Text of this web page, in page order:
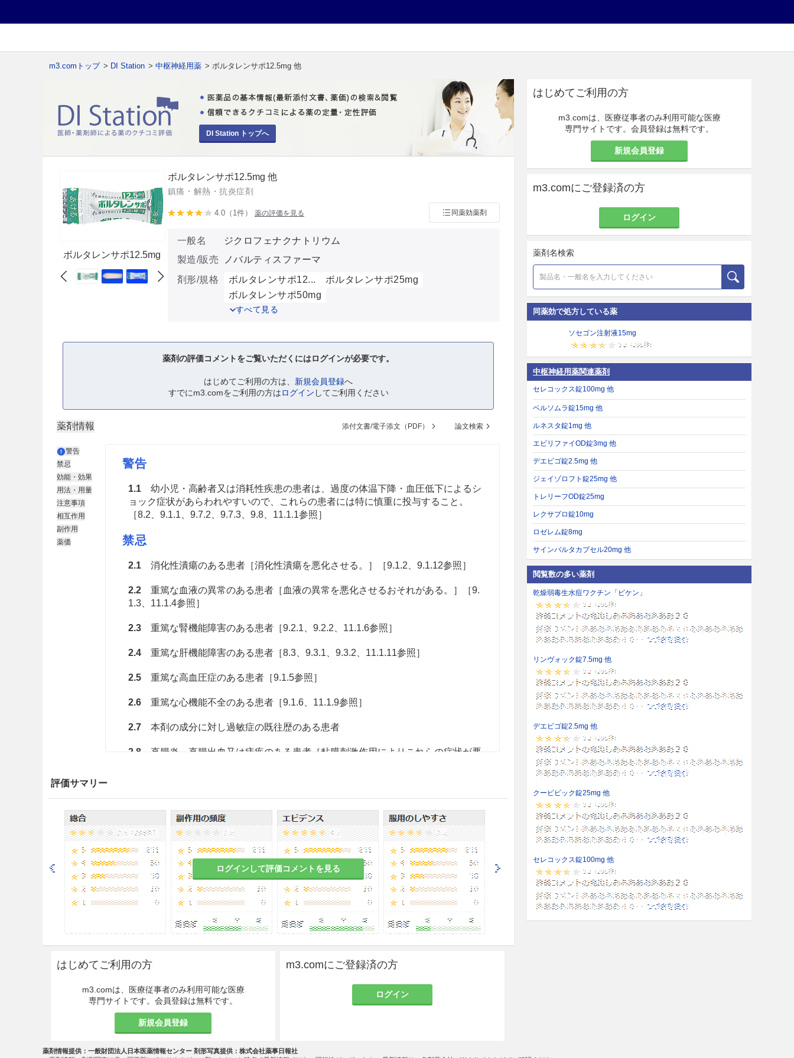
m3.comトップ > DI Station > 中枢神経用薬 > ボルタレンサポ12.5mg 他
DI Station トップへ
ボルタレンサポ12.5mg
ボルタレンサポ12.5mg 他
鎮痛・解熱・抗炎症剤
4.0（1件） 薬の評価を見る 同薬効薬剤
一般名
ジクロフェナクナトリウム
製造/販売
ノバルティスファーマ
剤形/規格
ボルタレンサポ12...
ボルタレンサポ25mg
ボルタレンサポ50mg
すべて見る
薬剤の評価コメントをご覧いただくにはログインが必要です。
はじめてご利用の方は、 新規会員登録へ
すでにm3.comをご利用の方はログイン してご利用ください
薬剤情報 添付文書/電子添文（PDF） 論文検索
警告
禁忌
効能・効果
用法・用量
注意事項
相互作用
副作用
薬価
警告
1.1幼小児・高齢者又は消耗性疾患の患者は、過度の体温下降・血圧低下によるシ
ョック症状があらわれやすいので、これらの患者には特に慎重に投与すること。
［8.2、9.1.1、9.7.2、9.7.3、9.8、11.1.1参照］
禁忌
2.1消化性潰瘍のある患者［消化性潰瘍を悪化させる。］［9.1.2、9.1.12参照］
2.2重篤な血液の異常のある患者［血液の異常を悪化させるおそれがある。］［9.
1.3、11.1.4参照］
2.3重篤な腎機能障害のある患者［9.2.1、9.2.2、11.1.6参照］
2.4重篤な肝機能障害のある患者［8.3、9.3.1、9.3.2、11.1.11参照］
2.5重篤な高血圧症のある患者［9.1.5参照］
2.6重篤な心機能不全のある患者［9.1.6、11.1.9参照］
2.7本剤の成分に対し過敏症の既往歴のある患者
2.8 直腸炎、直腸出血又は痔疾のある患者［粘膜刺激作用によりこれらの症状が悪
インフルエンザの臨床経過中の脳炎・脳症の患者［15.1.1、15.1.2参照］
2.11妊婦又は妊娠している可能性のある女性［9.5.1、9.5.2参照］
2.12 トリアムテレンを投与中の患者［10.1参照］
効能・効果
○下記疾患並びに症状の鎮痛・消炎
○他の解熱剤では効果が期待できないか、あるいは、他の解熱剤の投与が不可能な
場合の急性上気道炎（急性気管支炎を伴う急性上気道炎を含む）の緊急解熱
評価サマリー
ログインして評価コメントを見る
はじめてご利用の方
m3.comは、医療従事者のみ利用可能な医療
専門サイトです。会員登録は無料です。
新規会員登録
m3.comにご登録済の方
ログイン
はじめてご利用の方
m3.comは、医療従事者のみ利用可能な医療
専門サイトです。会員登録は無料です。
新規会員登録
m3.comにご登録済の方
ログイン
薬剤名検索
同薬効で処方している薬
ソセゴン注射液15mg
中枢神経用薬関連薬剤
セレコックス錠100mg 他
ベルソムラ錠15mg 他
ルネスタ錠1mg 他
エビリファイOD錠3mg 他
デエビゴ錠2.5mg 他
ジェイゾロフト錠25mg 他
トレリーフOD錠25mg
レクサプロ錠10mg
ロゼレム錠8mg
サインバルタカプセル20mg 他
閲覧数の多い薬剤
乾燥弱毒生水痘ワクチン「ビケン」
リンヴォック錠7.5mg 他
デエビゴ錠2.5mg 他
クービビック錠25mg 他
セレコックス錠100mg 他
薬剤情報提供：一般財団法人日本医薬情報センター 剤形写真提供：株式会社薬事日報社